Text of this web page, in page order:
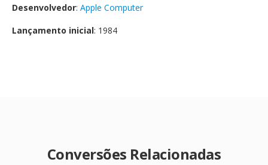
Desenvolvedor: Apple Computer
Lançamento inicial: 1984
Conversões Relacionadas